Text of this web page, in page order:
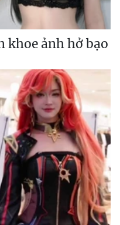
khoe ảnh hở bạo